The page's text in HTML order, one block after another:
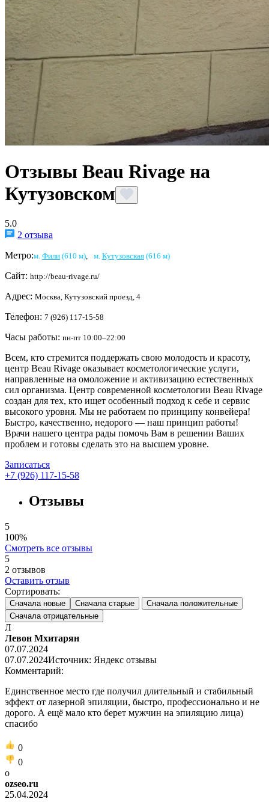
Отзывы Beau Rivage на
Кутузовском
5.0
2 отзыва
Метро:м. Фили (610 м) м. Кутузовская(616 м)
Сайт: http://beau-rivage.ru/
Адрес: Москва, Кутузовский проезд, 4
Телефон: 7 (926) 117-15-58
Часы работы: пн-пт 10:00–22:00
Всем, кто стремится поддержать свою молодость и красоту,
центр Beau Rivage оказывает косметологические услуги,
направленные на омоложение и активизацию естественных
сил организма. Центр современной косметологии Beau Rivage
создан для тех, кто ищет особенный подход к себе и сервис
высокого уровня. Мы не работаем по принципу конвейера!
Быстро, качественно, недорого — наш принцип работы!
Врачи нашего центра рады помочь Вам в решении Ваших
проблем и готовы сделать это на высшем уровне.
Записаться
+7 (926) 117-15-58
Отзывы
5
100%
Смотреть все отзывы
5
2 отзывов
Оставить отзыв
Сортировать:
Сначала новые Сначала старые
Сначала положительные
Сначала отрицательные
Л
Левон Мхитарян
07.07.2024
07.07.2024Источник: Яндекс отзывы
Комментарий:
Единственное место где получил длительный и стабильный
эффект от лазерной эпиляции, быстро, профессионально и не
дорого. А ещё мало кто берет мужчин на эпиляцию лица)
спасибо
0
0
o
ozseo.ru
25.04.2024